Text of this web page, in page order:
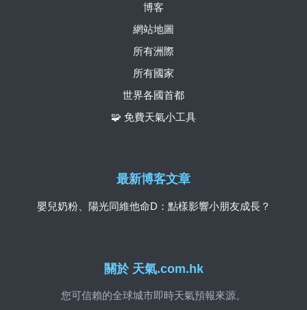
關於 天氣.com.hk
您可信賴的全球城市即時天氣預報來源。
博客
網站地圖
所有洲際
所有國家
世界各國首都
🧩 免費天氣小工具
最新博客文章
嬰兒奶粉、陽光同維他命D：點樣影響小朋友成長？